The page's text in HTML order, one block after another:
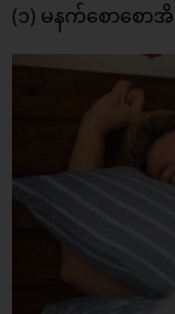
(၁) မနက်စောစော